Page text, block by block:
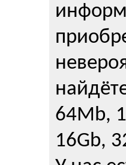
64Mb,
16Gb,